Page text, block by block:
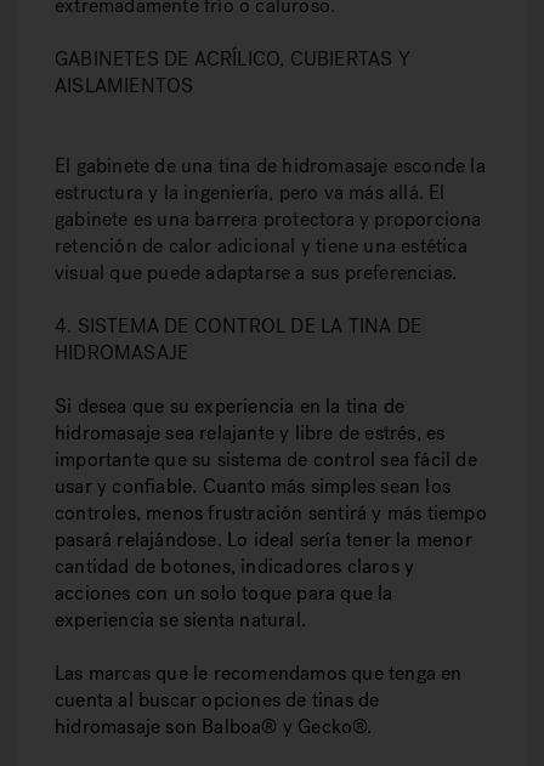
extremadamente frío o caluroso.
GABINETES DE ACRÍLICO, CUBIERTAS Y
AISLAMIENTOS
El gabinete de una tina de hidromasaje esconde la
estructura y la ingeniería, pero va más allá. El
gabinete es una barrera protectora y proporciona
retención de calor adicional y tiene una estética
visual que puede adaptarse a sus preferencias.
4. SISTEMA DE CONTROL DE LA TINA DE
HIDROMASAJE
Si desea que su experiencia en la tina de
hidromasaje sea relajante y libre de estrés, es
importante que su sistema de control sea fácil de
usar y confiable. Cuanto más simples sean los
controles, menos frustración sentirá y más tiempo
pasará relajándose. Lo ideal sería tener la menor
cantidad de botones, indicadores claros y
acciones con un solo toque para que la
experiencia se sienta natural.
Las marcas que le recomendamos que tenga en
cuenta al buscar opciones de tinas de
hidromasaje son Balboa® y Gecko®.